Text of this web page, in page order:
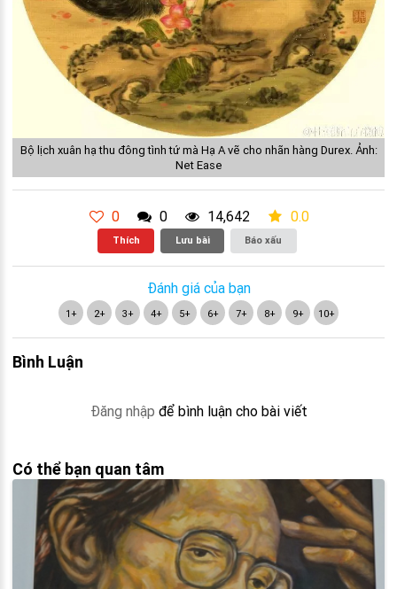
Bộ lịch xuân hạ thu đông tình tứ mà Hạ A vẽ cho nhãn hàng Durex. Ảnh:
Net Ease
0 0 14,642 0.0
Thích Lưu bài Báo xấu
Đánh giá của bạn
1+ 2+ 3+ 4+ 5+ 6+ 7+ 8+ 9+ 10+
Bình Luận
Đăng nhập để bình luận cho bài viết
Có thể bạn quan tâm